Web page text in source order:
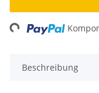
Beschreibung